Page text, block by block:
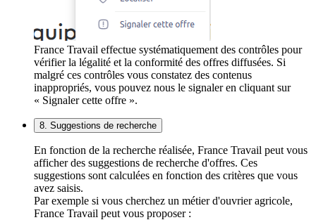
France Travail effectue systématiquement des contrôles pour
vérifier la légalité et la conformité des offres diffusées. Si
malgré ces contrôles vous constatez des contenus
inappropriés, vous pouvez nous le signaler en cliquant sur
« Signaler cette offre ».
8. Suggestions de recherche
En fonction de la recherche réalisée, France Travail peut vous
afficher des suggestions de recherche d'offres. Ces
suggestions sont calculées en fonction des critères que vous
avez saisis.
Par exemple si vous cherchez un métier d'ouvrier agricole,
France Travail peut vous proposer :